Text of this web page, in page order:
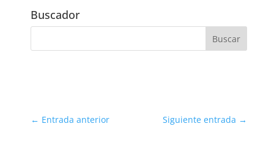
Buscador
← Entrada anterior Siguiente entrada →